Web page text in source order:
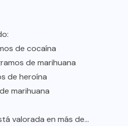
de cocaína
de marihuana
de heroína
marihuana
valorada en más de…